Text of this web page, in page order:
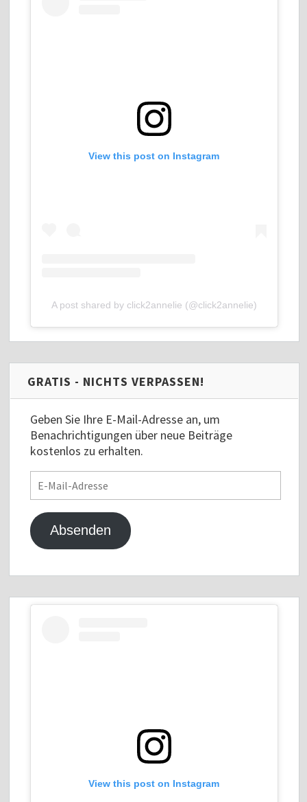
View this post on Instagram
A post shared by click2annelie (@click2annelie)
GRATIS - NICHTS VERPASSEN!
Geben Sie Ihre E-Mail-Adresse an, um
Benachrichtigungen über neue Beiträge
kostenlos zu erhalten.
E-
Mail-
Adresse
Absenden
View this post on Instagram